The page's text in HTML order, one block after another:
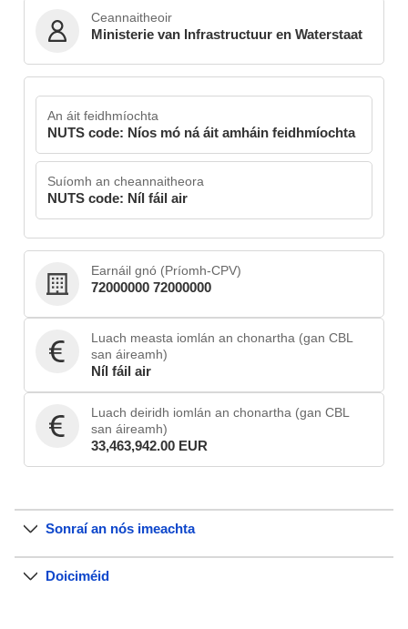
Ceannaitheoir
Ministerie van Infrastructuur en Waterstaat
An áit feidhmíochta
NUTS code: Níos mó ná áit amháin feidhmíochta
Suíomh an cheannaitheora
NUTS code: Níl fáil air
Earnáil gnó (Príomh-CPV)
72000000 72000000
Luach measta iomlán an chonartha (gan CBL
san áireamh)
Níl fáil air
Luach deiridh iomlán an chonartha (gan CBL
san áireamh)
33,463,942.00 EUR
Sonraí an nós imeachta
Doiciméid